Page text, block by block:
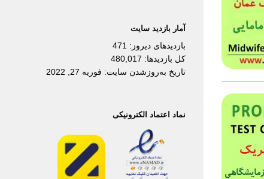
آمار بازدید سایت
بازدیدهای دیروز: 471
کل بازدیدها: 480,017
تاریخ به‌روزشدن سایت: فوریه 27, 2022
نماد اعتماد الکترونیکی